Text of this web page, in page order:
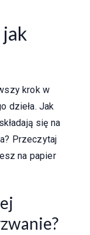
jak
krok w
dzieła. Jak
się na
Przeczytaj
na papier